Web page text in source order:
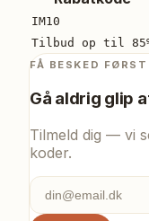
IM10
Tilbud op til
FÅ BESKED FØRST
Gå aldrig glip
Tilmeld dig — vi
koder.